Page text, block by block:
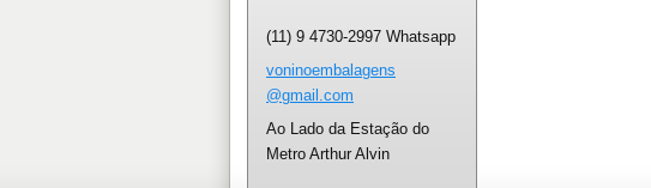
(11) 9 4730-2997 Whatsapp
voninoem balagens
@gmail.com
Ao Lado da Estação do
Metro Arthur Alvin